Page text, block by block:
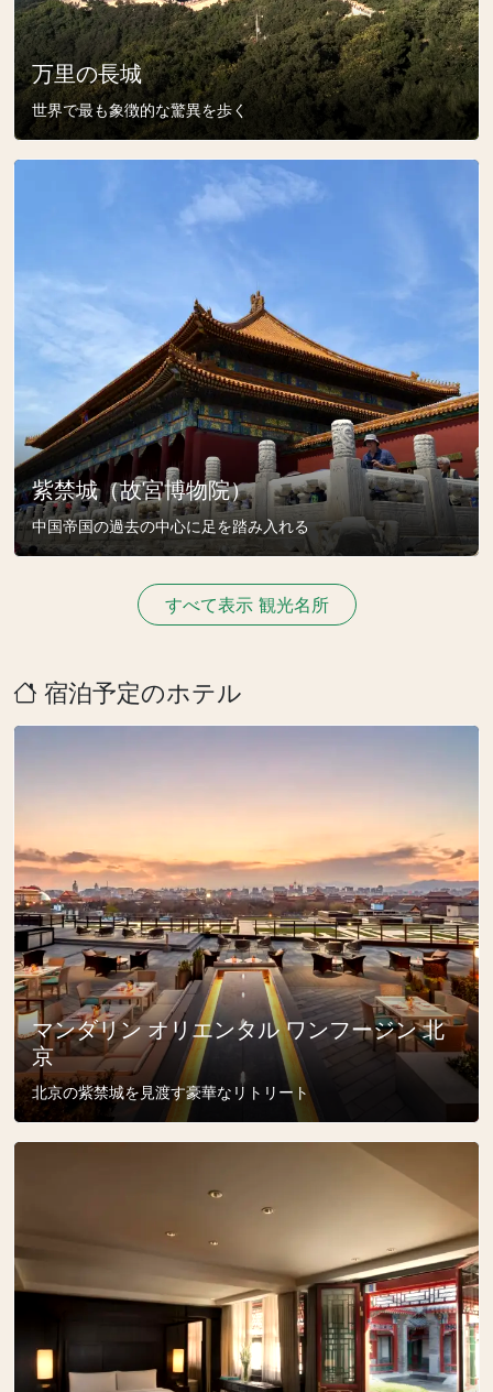
万里の長城
世界で最も象徴的な驚異を歩く
紫禁城（故宮博物院）
中国帝国の過去の中心に足を踏み入れる
すべて表示 観光名所
宿泊予定のホテル
マンダリン オリエンタル ワンフージン 北
京
北京の紫禁城を見渡す豪華なリトリート